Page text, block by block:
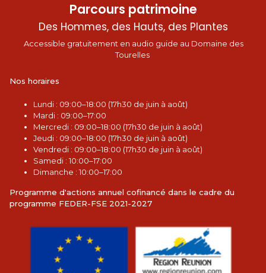
Parcours patrimoine
Des Hommes, des Hauts, des Plantes
Accessible gratuitement en audio guide au Domaine des
Tourelles
Nos horaires
Lundi : 09:00–18:00 (17h30 de juin à août)
Mardi : 09:00–17:00
Mercredi : 09:00–18:00 (17h30 de juin à août)
Jeudi : 09:00–18:00 (17h30 de juin à août)
Vendredi : 09:00–18:00 (17h30 de juin à août)
Samedi : 10:00–17:00
Dimanche : 10:00–17:00
Programme d'actions annuel cofinancé dans le cadre du
programme FEDER-FSE 2021-2027